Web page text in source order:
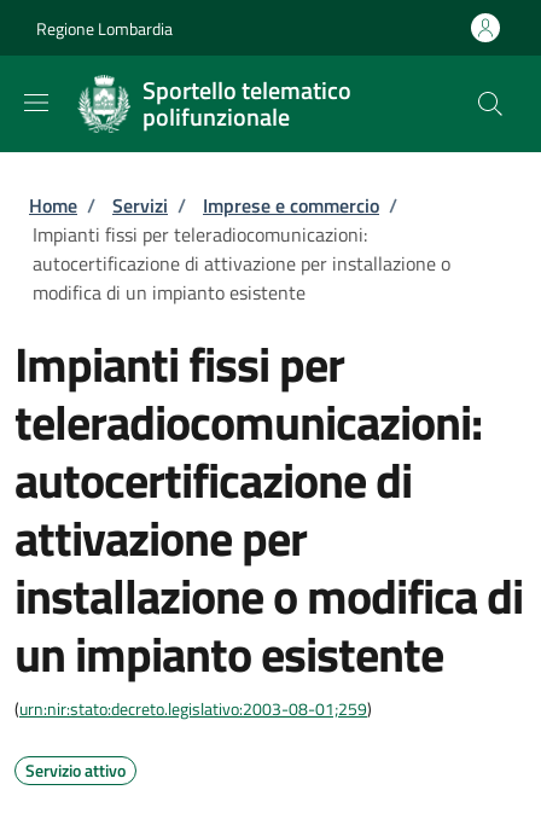
Regione Lombardia
Sportello telematico
polifunzionale
Briciole di pane
Home / Servizi / Imprese e commercio /
Impianti fissi per teleradiocomunicazioni:
autocertificazione di attivazione per installazione o
modifica di un impianto esistente
Impianti fissi per
teleradiocomunicazioni:
autocertificazione di
attivazione per
installazione o modifica di
un impianto esistente
(urn:nir:stato:decreto.legislativo:2003-08-01;259)
Servizio attivo